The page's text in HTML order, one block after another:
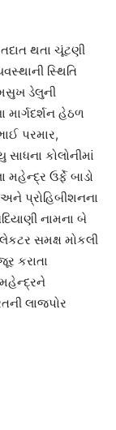
થતા ચૂંટણી
સ્થિતિ
ડેલુની
હેઠળ
પરમાર,
કોલોનીમાં
મહેન્દ્ર ઉર્ફે બાડો
અને પ્રોહિબીશનના
નામના બે
સમક્ષ મોકલી
કરાતા
લાજપોર